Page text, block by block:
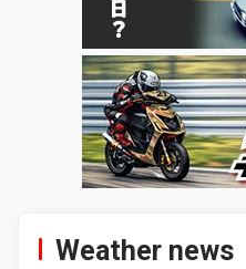
Weather news